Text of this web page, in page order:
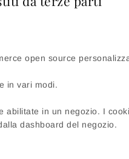
open source
in vari modi.
abilitate in un negozio. I
dashboard del negozio.